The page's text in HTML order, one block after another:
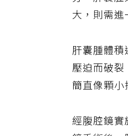
大，則需進
肝囊腫體
壓迫而破裂
簡直像顆
經腹腔鏡